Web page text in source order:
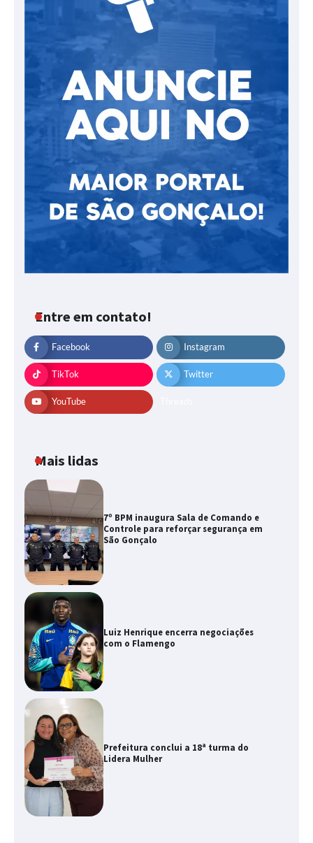
Entre em contato!
Facebook Instagram
TikTok Twitter
YouTube
Mais lidas
7º BPM inaugura Sala de Comando e
Controle para reforçar segurança em
São Gonçalo
Luiz Henrique encerra negociações
com o Flamengo
Prefeitura conclui a 18ª turma do
Lidera Mulher